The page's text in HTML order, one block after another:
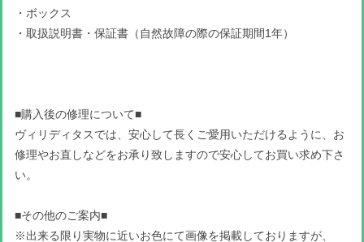
・ボックス
・取扱説明書・保証書（自然故障の際の保証期間1年）
■購入後の修理について■
ヴィリディタスでは、安心して長くご愛用いただけるように、お
修理やお直しなどをお承り致しますので安心してお買い求め下さ
い。
■その他のご案内■
※出来る限り実物に近いお色にて画像を掲載しておりますが、